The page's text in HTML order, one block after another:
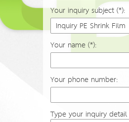
Your inquiry subject (*):
Your name (*):
Your phone number:
Type your inquiry